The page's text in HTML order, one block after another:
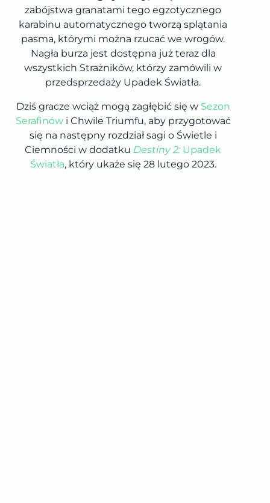
zabójstwa granatami tego egzotycznego
karabinu automatycznego tworzą splątania
pasma, którymi można rzucać we wrogów.
Nagła burza jest dostępna już teraz dla
wszystkich Strażników, którzy zamówili w
przedsprzedaży Upadek Światła.
Dziś gracze wciąż mogą zagłębić się w Sezon
Serafinówi Chwile Triumfu, aby przygotować
się na następny rozdział sagi o Świetle i
Ciemności w dodatku Destiny 2: Upadek
Światła, który ukaże się 28 lutego 2023.